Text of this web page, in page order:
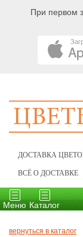
При первом
ДОСТАВКА
ВСЁ О ДОСТАВКЕ
Toggle
navigation
Меню
Toggle
navigation
Каталог
вернуться в каталог